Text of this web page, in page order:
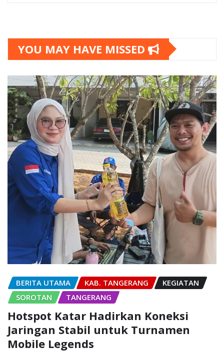
YOU MAY HAVE MISSED
BERITA UTAMA KAB. TANGERANG
KEGIATAN
SOROTAN
TANGERANG
Hotspot Katar Hadirkan Koneksi
Jaringan Stabil untuk Turnamen
Mobile Legends